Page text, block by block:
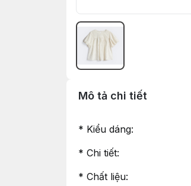
Mô tả chi tiết
* Kiểu dáng:
* Chi tiết:
* Chất liệu: